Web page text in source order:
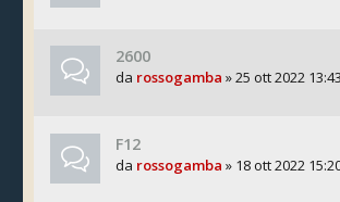
2600
da rossogamba » 25 ott 2022
F12
da rossogamba » 18 ott 2022